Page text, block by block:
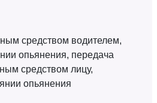
средством водителем,
опьянения, передача
средством лицу,
опьянения